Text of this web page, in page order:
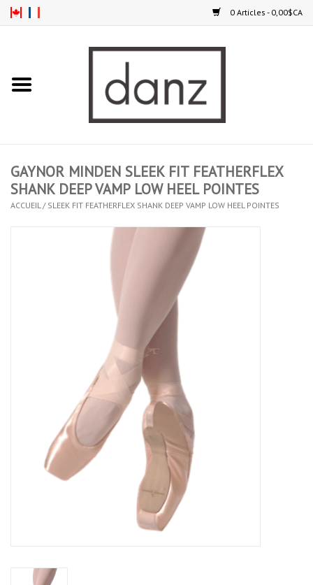
0 Articles - 0,00$CA
COLLANTS
SPÉCIAUX- VENTE FINALE
PARTENARIAT
FAIT AU QUEBEC
GAYNOR MINDEN SLEEK FIT FEATHERFLEX
SHANK DEEP VAMP LOW HEEL POINTES
ACCUEIL / SLEEK FIT FEATHERFLEX SHANK DEEP VAMP LOW HEEL POINTES